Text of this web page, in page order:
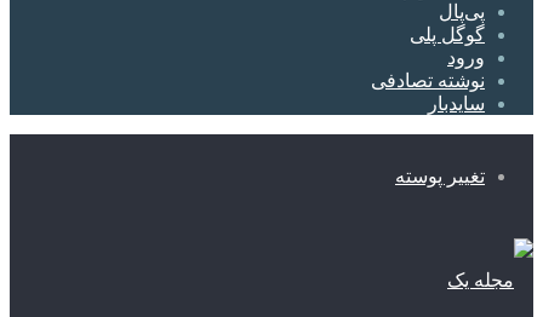
پی‌پال
گوگل پلی
ورود
نوشته تصادفی
سایدبار
تغییر پوسته